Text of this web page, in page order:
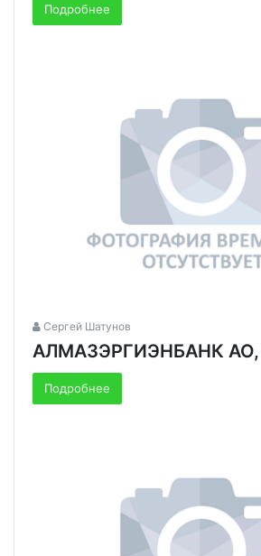
Подробнее
Сергей Шатунов
АЛМАЗЭРГИЭНБАНК
Подробнее